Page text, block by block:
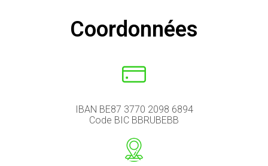
Coordonnées
IBAN BE87 3770 2098 6894
Code BIC BBRUBEBB